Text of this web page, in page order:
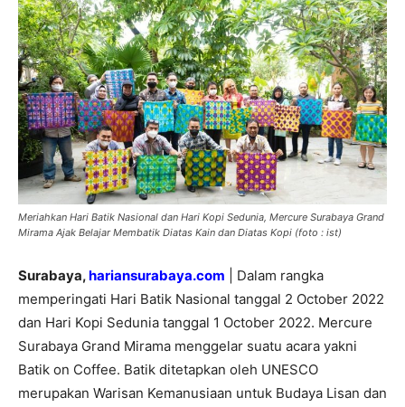
Meriahkan Hari Batik Nasional dan Hari Kopi Sedunia, Mercure Surabaya Grand
Mirama Ajak Belajar Membatik Diatas Kain dan Diatas Kopi (foto : ist)
Surabaya,hariansurabaya.com | Dalam rangka
memperingati Hari Batik Nasional tanggal 2 October 2022
dan Hari Kopi Sedunia tanggal 1 October 2022. Mercure
Surabaya Grand Mirama menggelar suatu acara yakni
Batik on Coffee. Batik ditetapkan oleh UNESCO
merupakan Warisan Kemanusiaan untuk Budaya Lisan dan